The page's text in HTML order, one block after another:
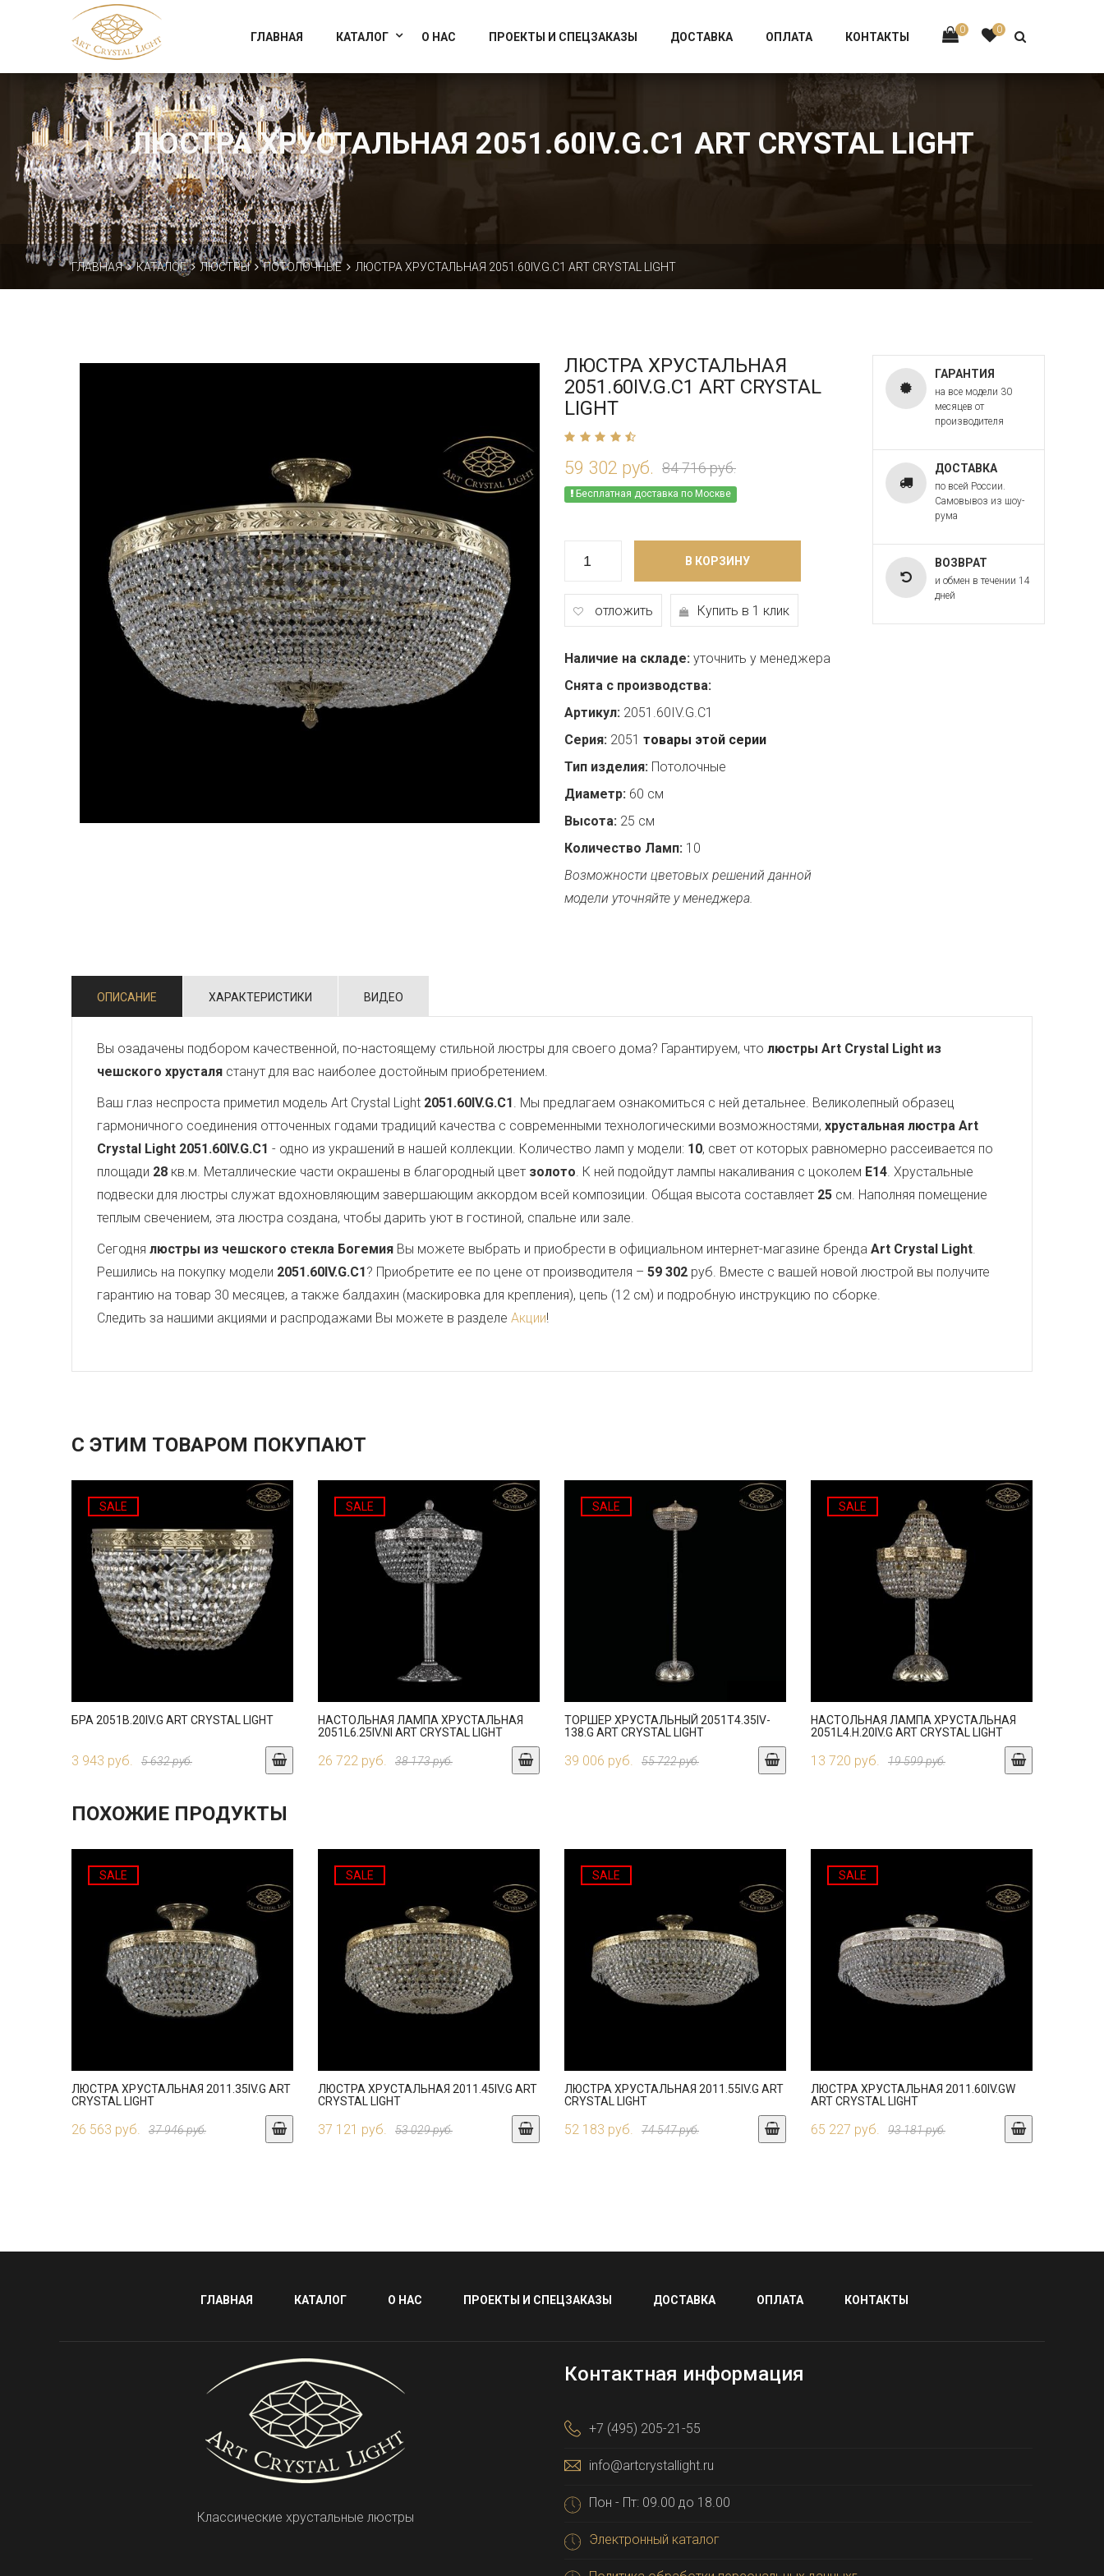
Официальный магазин фабрики Art Crystal Light
0 0
ГЛАВНАЯ КАТАЛОГ О НАС ПРОЕКТЫ И СПЕЦЗАКАЗЫ ДОСТАВКА ОПЛАТА КОНТАКТЫ
ЛЮСТРА ХРУСТАЛЬНАЯ 2051.60IV.G.C1 ART CRYSTAL LIGHT
ГЛАВНАЯ КАТАЛОГ ЛЮСТРЫ ПОТОЛОЧНЫЕ ЛЮСТРА ХРУСТАЛЬНАЯ 2051.60IV.G.C1 ART CRYSTAL LIGHT
ЛЮСТРА ХРУСТАЛЬНАЯ
2051.60IV.G.C1 ART CRYSTAL
LIGHT
59 302 руб. 84 716 руб.
Бесплатная доставка по Москве
В КОРЗИНУ
отложить Купить в 1 клик
Наличие на складе: уточнить у менеджера
Снята с производства:
Артикул: 2051.60IV.G.C1
Серия: 2051 товары этой серии
Тип изделия: Потолочные
Диаметр: 60 см
Высота: 25 см
Количество Ламп: 10
Возможности цветовых решений данной
модели уточняйте у менеджера.
ГАРАНТИЯ
на все модели 30
месяцев от
производителя
ДОСТАВКА
по всей России.
Самовывоз из шоу-
рума
ВОЗВРАТ
и обмен в течении 14
дней
ОПИСАНИЕ ХАРАКТЕРИСТИКИ ВИДЕО
Вы озадачены подбором качественной, по-настоящему стильной люстры для своего дома? Гарантируем, что люстры Art Crystal Light из
чешского хрусталя станут для вас наиболее достойным приобретением.
Ваш глаз неспроста приметил модель Art Crystal Light 2051.60IV.G.C1. Мы предлагаем ознакомиться с ней детальнее. Великолепный образец
гармоничного соединения отточенных годами традиций качества с современными технологическими возможностями, хрустальная люстра Art
Crystal Light 2051.60IV.G.C1 - одно из украшений в нашей коллекции. Количество ламп у модели: 10, свет от которых равномерно рассеивается по
площади 28 кв.м. Металлические части окрашены в благородный цвет золото. К ней подойдут лампы накаливания с цоколем E14. Хрустальные
подвески для люстры служат вдохновляющим завершающим аккордом всей композиции. Общая высота составляет 25 см. Наполняя помещение
теплым свечением, эта люстра создана, чтобы дарить уют в гостиной, спальне или зале.
Сегодня люстры из чешского стекла Богемия Вы можете выбрать и приобрести в официальном интернет-магазине бренда Art Crystal Light.
Решились на покупку модели 2051.60IV.G.C1? Приобретите ее по цене от производителя – 59 302 руб. Вместе с вашей новой люстрой вы получите
гарантию на товар 30 месяцев, а также балдахин (маскировка для крепления), цепь (12 см) и подробную инструкцию по сборке.
Следить за нашими акциями и распродажами Вы можете в разделе Акции!
С ЭТИМ ТОВАРОМ ПОКУПАЮТ
SALE
БРА 2051B.20IV.G ART CRYSTAL LIGHT
3 943 руб. 5 632 руб.
SALE
НАСТОЛЬНАЯ ЛАМПА ХРУСТАЛЬНАЯ
2051L6.25IV.NI ART CRYSTAL LIGHT
26 722 руб. 38 173 руб.
SALE
ТОРШЕР ХРУСТАЛЬНЫЙ 2051T4.35IV-
138.G ART CRYSTAL LIGHT
39 006 руб. 55 722 руб.
SALE
НАСТОЛЬНАЯ ЛАМПА ХРУСТАЛЬНАЯ
2051L4.H.20IV.G ART CRYSTAL LIGHT
13 720 руб. 19 599 руб.
ПОХОЖИЕ ПРОДУКТЫ
SALE
ЛЮСТРА ХРУСТАЛЬНАЯ 2011.35IV.G ART
CRYSTAL LIGHT
26 563 руб. 37 946 руб.
SALE
ЛЮСТРА ХРУСТАЛЬНАЯ 2011.45IV.G ART
CRYSTAL LIGHT
37 121 руб. 53 029 руб.
SALE
ЛЮСТРА ХРУСТАЛЬНАЯ 2011.55IV.G ART
CRYSTAL LIGHT
52 183 руб. 74 547 руб.
SALE
ЛЮСТРА ХРУСТАЛЬНАЯ 2011.60IV.GW
ART CRYSTAL LIGHT
65 227 руб. 93 181 руб.
ГЛАВНАЯ КАТАЛОГ О НАС ПРОЕКТЫ И СПЕЦЗАКАЗЫ ДОСТАВКА ОПЛАТА КОНТАКТЫ
Классические хрустальные люстры
Контактная информация
+7 (495) 205-21-55
info@artcrystallight.ru
Пон - Пт: 09.00 до 18.00
Электронный каталог